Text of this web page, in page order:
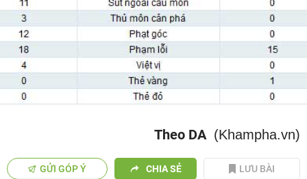
Theo DA (Khampha.vn)
GỬI GÓP Ý CHIA SẺ LƯU BÀI